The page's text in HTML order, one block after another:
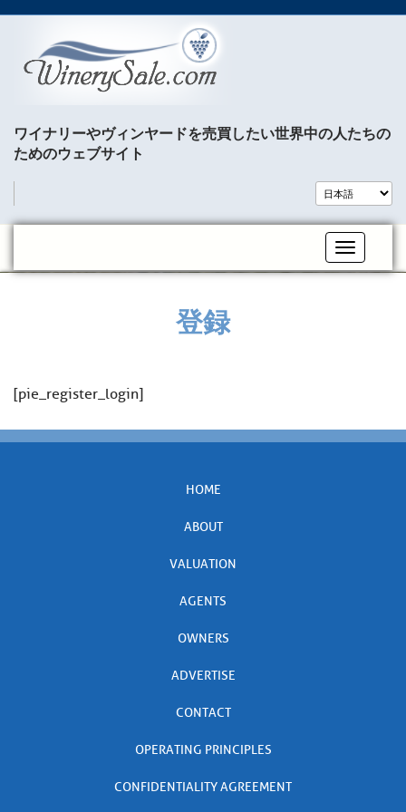
ワイナリーやヴィンヤードを売買したい世界中の人たちの
ためのウェブサイト
Toggle
登録
[pie_register_login]
HOME
ABOUT
VALUATION
AGENTS
OWNERS
ADVERTISE
CONTACT
OPERATING PRINCIPLES
CONFIDENTIALITY AGREEMENT